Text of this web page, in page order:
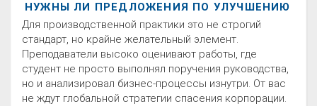
НУЖНЫ ЛИ ПРЕДЛОЖЕНИЯ ПО УЛУЧШЕНИЮ
Для производственной практики это не строгий
стандарт, но крайне желательный элемент.
Преподаватели высоко оценивают работы, где
студент не просто выполнял поручения руководства,
но и анализировал бизнес-процессы изнутри. От вас
не ждут глобальной стратегии спасения корпорации.